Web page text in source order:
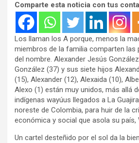
Comparte esta noticia con tus
Los llaman los A porque, menos la
miembros de la familia comparten las
del nombre. Alexander Jesús
González (37) y sus siete hijos
(15), Alexander (12), Alexaida (10),
Alexo (1) están muy unidos, más allá
indígenas wayúus llegados a La
noreste de Colombia, para huir de la
económica y social que asola su país,
Un cartel desteñido por el sol da la